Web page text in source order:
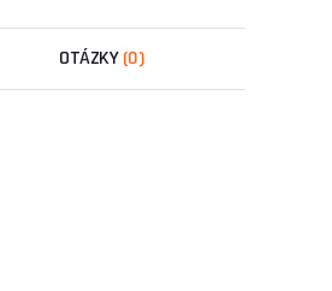
OTÁZKY (0)